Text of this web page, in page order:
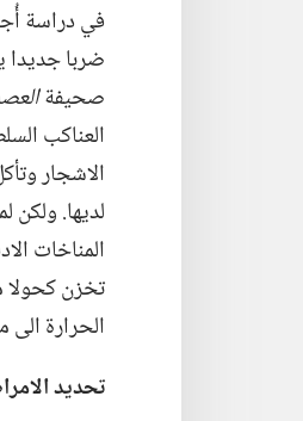
صحيفة
العناكب
الاشجار
لديها.‏ ولكن
المناخات
تخزن كحولا
الحرارة
تحديد